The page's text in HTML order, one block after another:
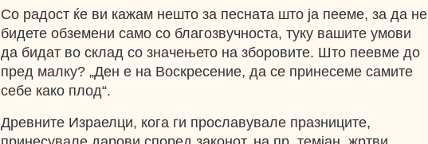
Со радост ќе ви кажам нешто за песната што ја пееме, за да не
бидете обземени само со благозвучноста, туку вашите умови
да бидат во склад со значењето на зборовите. Што пеевме до
пред малку? „Ден е на Воскресение, да се принесеме самите
себе како плод“.
Древните Израелци, кога ги прославувале празниците,